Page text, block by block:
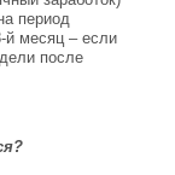
период
й месяц – если
после